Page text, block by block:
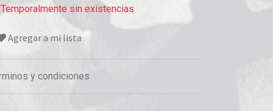
sin existencias
Agregar a mi lista
y condiciones